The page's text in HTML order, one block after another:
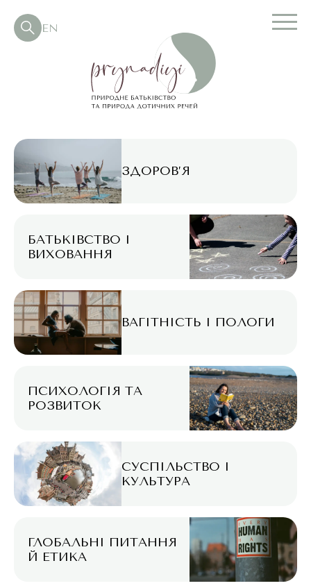
EN
ЗДОРОВ’Я
БАТЬКІВСТВО І
ВИХОВАННЯ
ВАГІТНІСТЬ І ПОЛОГИ
ПСИХОЛОГІЯ ТА
РОЗВИТОК
СУСПІЛЬСТВО І
КУЛЬТУРА
ГЛОБАЛЬНІ ПИТАННЯ
Й ЕТИКА